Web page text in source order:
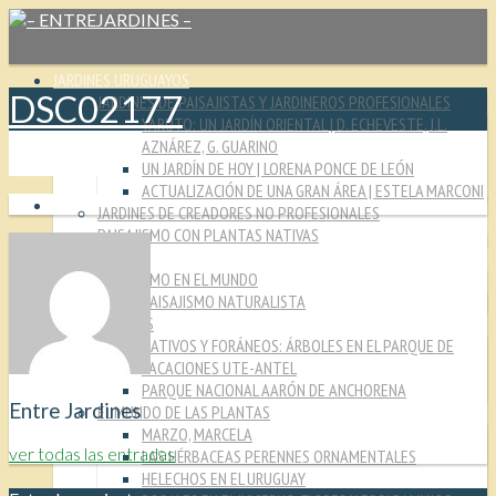
JARDINES URUGUAYOS
JARDINES DE PAISAJISTAS Y JARDINEROS PROFESIONALES
YARUTO: UN JARDÍN ORIENTAL | D. ECHEVESTE, J.L.
AZNÁREZ, G. GUARINO
UN JARDÍN DE HOY | LORENA PONCE DE LEÓN
ACTUALIZACIÓN DE UNA GRAN ÁREA | ESTELA MARCONI
JARDINES DE CREADORES NO PROFESIONALES
PAISAJISMO CON PLANTAS NATIVAS
PAISAJISMO EN EL MUNDO
PAISAJISMO NATURALISTA
MIRADAS
NATIVOS Y FORÁNEOS: ÁRBOLES EN EL PARQUE DE
VACACIONES UTE-ANTEL
PARQUE NACIONAL AARÓN DE ANCHORENA
EL MUNDO DE LAS PLANTAS
MARZO, MARCELA
LAS HÉRBACEAS PERENNES ORNAMENTALES
HELECHOS EN EL URUGUAY
DSC02177
Entre Jardines
ver todas las entradas